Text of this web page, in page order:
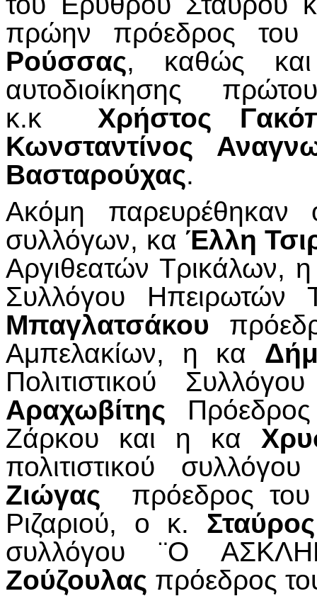
πρώην πρόεδρος
Ρούσσας, καθώς και
αυτοδιοίκησης
κ.κ Χρήστος
Κωνσταντίνος
Βασταρούχας.
Ακόμη παρευρέθηκαν
συλλόγων, κα Έλλη
Αργιθεατών Τρικάλων,
Συλλόγου Ηπειρωτών
Μπαγλατσάκου
Αμπελακίων, η κα
Πολιτιστικού
Αραχωβίτης Πρόεδρος
Ζάρκου και η κα
πολιτιστικού
Ζιώγας πρόεδρος του
Ριζαριού, ο κ.
συλλόγου ¨Ο
Ζούζουλας πρόεδρος